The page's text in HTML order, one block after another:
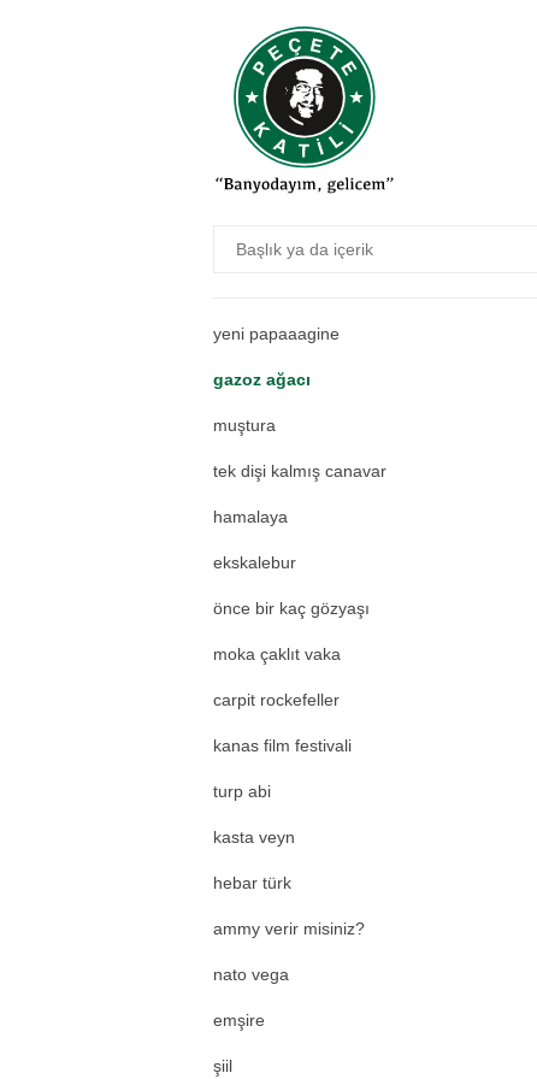
metoplazma
aforizma etkisi
saatlerin ikiside yanlış
şuruptoz
lgbt
yeni papaaagine
gazoz ağacı
muştura
tek dişi kalmış canavar
hamalaya
ekskalebur
önce bir kaç gözyaşı
moka çaklıt vaka
carpit rockefeller
kanas film festivali
turp abi
kasta veyn
hebar türk
ammy verir misiniz?
nato vega
emşire
şiil